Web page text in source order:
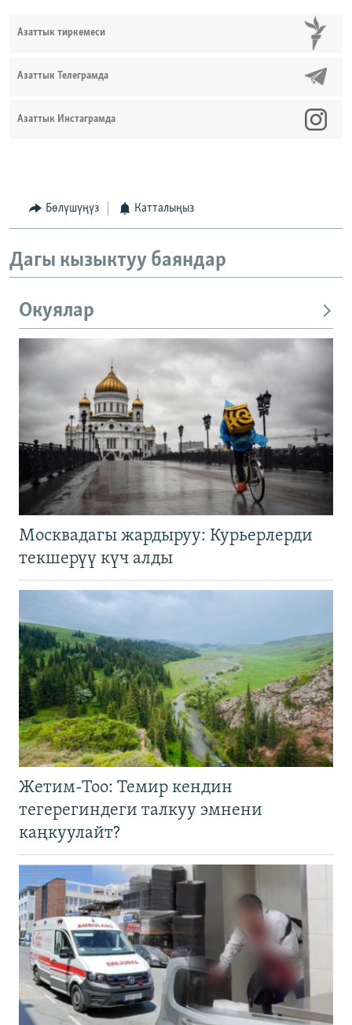
Азаттык тиркемеси
Азаттык Телеграмда
Азаттык Инстаграмда
Бөлүшүңүз Катталыңыз
Дагы кызыктуу баяндар
Окуялар
Москвадагы жардыруу: Курьерлерди
текшерүү күч алды
Жетим-Тоо: Темир кендин
тегерегиндеги талкуу эмнени
каңкуулайт?